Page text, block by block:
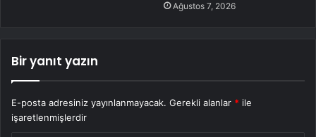
Ağustos 7, 2026
Bir yanıt yazın
E-posta adresiniz yayınlanmayacak. Gerekli alanlar * ile
işaretlenmişlerdir